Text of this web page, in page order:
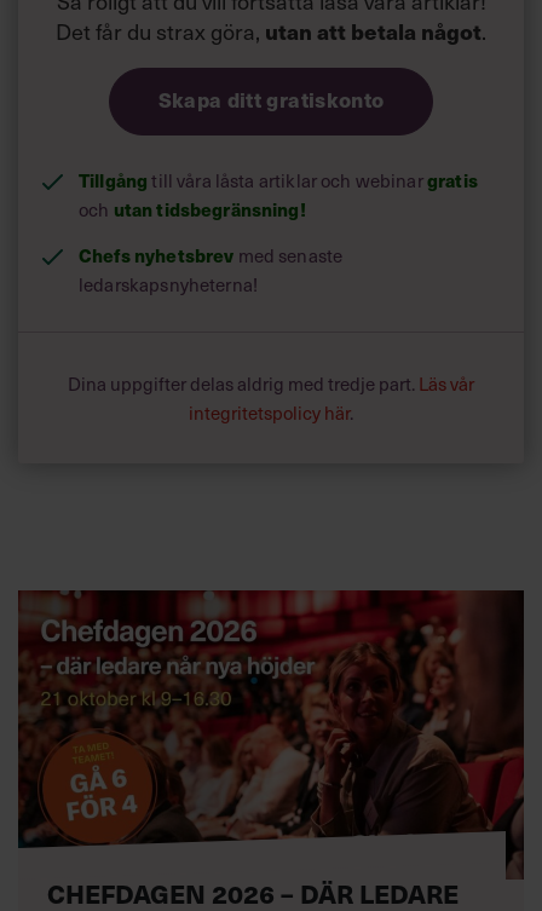
timmars arbete på sex
timmar
Det får du strax göra, utan att betala något.
Skapa ditt gratiskonto
Tillgångtill våra låsta artiklar och webinargratis
och utan tidsbegränsning!
Chefs nyhetsbrev med senaste
ledarskapsnyheterna!
Dina uppgifter delas aldrig med tredje part. Läs vår
integritetspolicy här.
CHEFDAGEN 2026 – DÄR LEDARE